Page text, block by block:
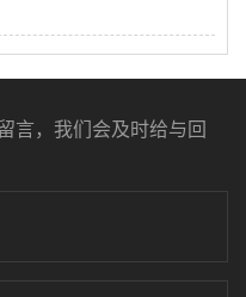
言，我们会及时给与回